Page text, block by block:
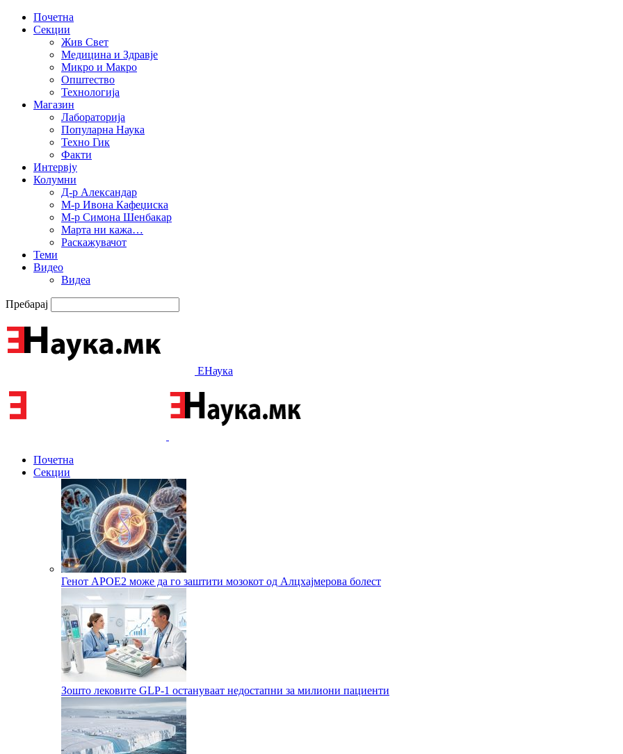
Почетна
Секции
Жив Свет
Медицина и Здравје
Микро и Макро
Општество
Технологија
Магазин
Лабораторија
Популарна Наука
Техно Гик
Факти
Интервју
Колумни
Д-р Александар
М-р Ивона Кафеџиска
М-р Симона Шенбакар
Марта ни кажа…
Раскажувачот
Теми
Видео
Видеа
Пребарај
ЕНаука
Почетна
Секции
Генот APOE2 може да го заштити мозокот од Алцхајмерова болест
Зошто лековите GLP-1 остануваат недостапни за милиони пациенти